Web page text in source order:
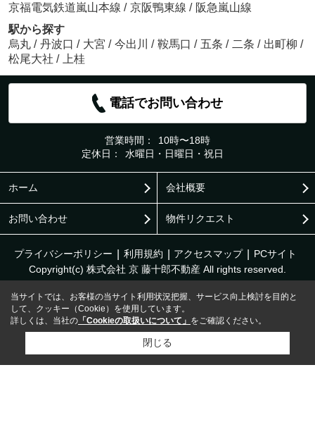
京福電気鉄道嵐山本線 / 京阪鴨東線 / 阪急嵐山線
駅から探す
烏丸 / 丹波口 / 大宮 / 今出川 / 鞍馬口 / 五条 / 二条 / 出町柳 /
松尾大社 / 上桂
電話でお問い合わせ
営業時間：
10時〜18時
定休日：
水曜日・日曜日・祝日
ホーム 会社概要
お問い合わせ 物件リクエスト
プライバシーポリシー 利用規約 アクセスマップ
PCサイト
Copyright(c) 株式会社 京 藤十郎不動産 All rights reserved.
当サイトでは、お客様の当サイト利用状況把握、サービス向上検討を目的と
して、クッキー（Cookie）を使用しています。
詳しくは、当社の 「Cookieの取扱いについて」 をご確認ください。
閉じる